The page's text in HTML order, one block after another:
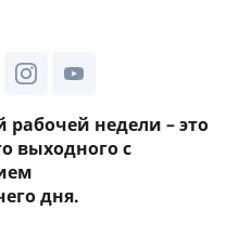
недели – это
выходного с
дня.